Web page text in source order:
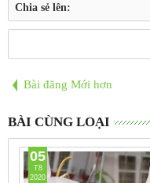
Chia sẻ lên:
Bài đăng Mới hơn
BÀI CÙNG LOẠI
05
T8
2020